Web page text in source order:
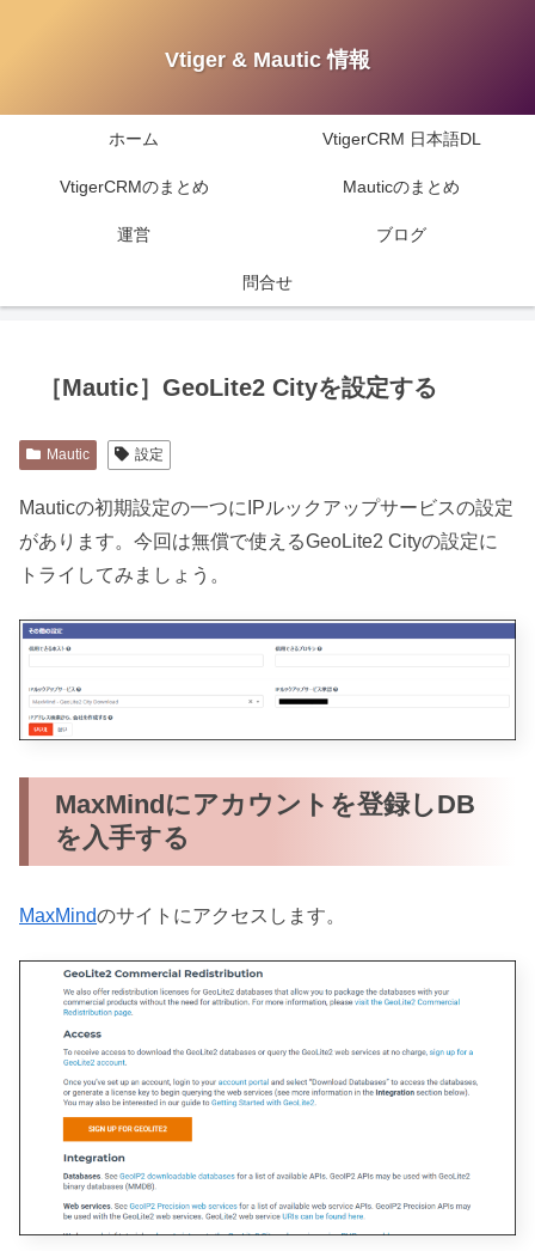
Vtiger & Mautic 情報
ホーム VtigerCRM 日本語DL
VtigerCRMのまとめ Mauticのまとめ
運営 ブログ
問合せ
［Mautic］GeoLite2 Cityを設定する
Mautic 設定
Mauticの初期設定の一つにIPルックアップサービスの設定
があります。今回は無償で使えるGeoLite2 Cityの設定に
トライしてみましょう。
MaxMindにアカウントを登録しDB
を入手する
MaxMindのサイトにアクセスします。